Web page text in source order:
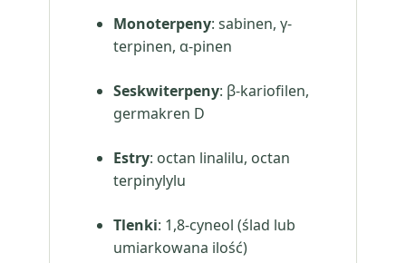
Monoterpeny: sabinen, γ-
terpinen, α-pinen
Seskwiterpeny: β-kariofilen,
germakren D
Estry: octan linalilu, octan
terpinylylu
Tlenki: 1,8-cyneol (ślad lub
umiarkowana ilość)